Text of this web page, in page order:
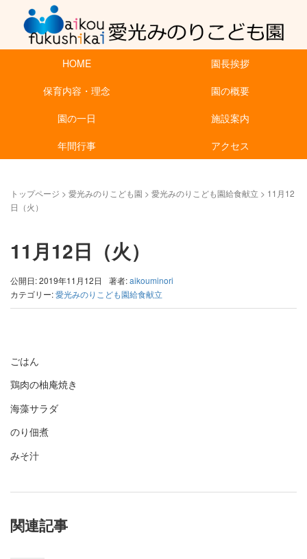
HOME
園長挨拶
保育内容・理念
園の概要
園の一日
施設案内
年間行事
アクセス
トップページ > 愛光みのりこども園 > 愛光みのりこども園給食献立 > 11月12
日（火）
11月12日（火）
公開日: 2019年11月12日 著者:aikouminori
カテゴリー:愛光みのりこども園給食献立
ごはん
鶏肉の柚庵焼き
海藻サラダ
のり佃煮
みそ汁
関連記事